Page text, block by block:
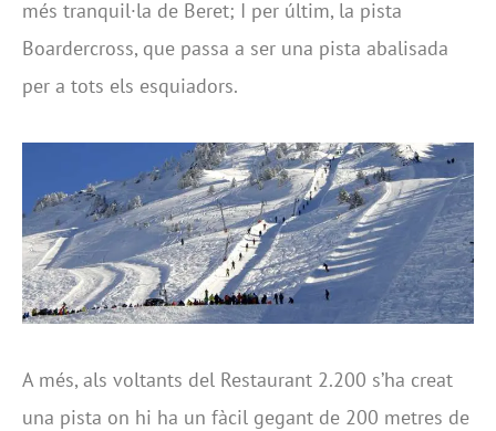
més tranquil·la de Beret; I per últim, la pista
Boardercross, que passa a ser una pista abalisada
per a tots els esquiadors.
A més, als voltants del Restaurant 2.200 s’ha creat
una pista on hi ha un fàcil gegant de 200 metres de